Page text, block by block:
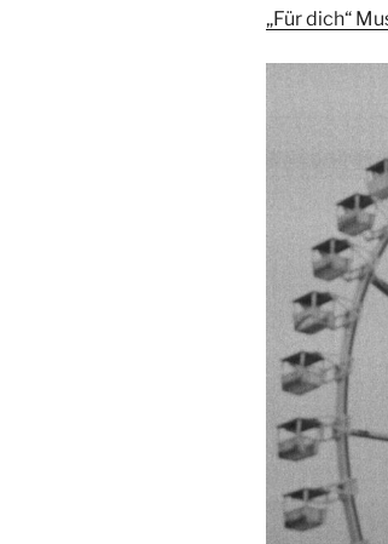
„Für dich“